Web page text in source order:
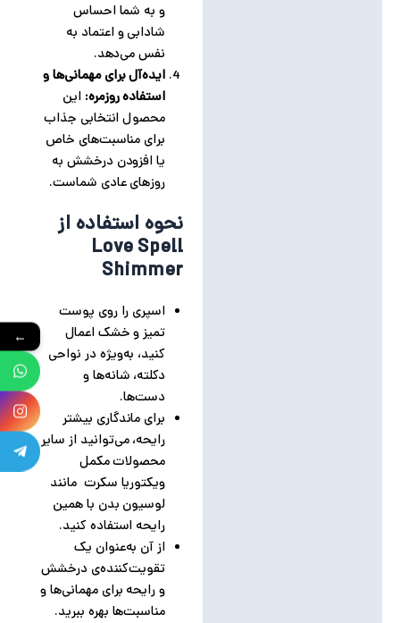
و به شما احساس
شادابی و اعتماد به
نفس می‌دهد.
ایده‌آل برای مهمانی‌ها و
استفاده روزمره: این
محصول انتخابی جذاب
برای مناسبت‌های خاص
یا افزودن درخشش به
روزهای عادی شماست.
نحوه استفاده از
Love Spell
Shimmer
اسپری را روی پوست
تمیز و خشک اعمال
کنید، به‌ویژه در نواحی
دکلته، شانه‌ها و
دست‌ها.
برای ماندگاری بیشتر
رایحه، می‌توانید از سایر
محصولات مکمل
ویکتوریا سکرت مانند
لوسیون بدن با همین
رایحه استفاده کنید.
از آن به‌عنوان یک
تقویت‌کننده‌ی درخشش
و رایحه برای مهمانی‌ها و
مناسبت‌ها بهره ببرید.
←